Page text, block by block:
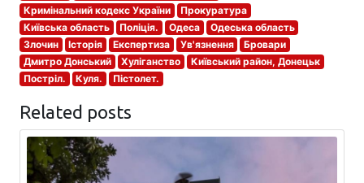
Кримінальний кодекс України
Прокуратура
Київська область
Поліція. Одеса
Одеська область
Злочин
Історія Експертиза Ув'язнення
Бровари
Дмитро Донський
Хуліганство
Київський район, Донецьк
Постріл.
Куля. Пістолет.
Related posts